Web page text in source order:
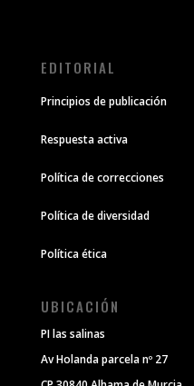
EDITORIAL
Principios de publicación
Respuesta activa
Política de correcciones
Política de diversidad
Política ética
UBICACIÓN
PI las salinas
Av Holanda parcela nº 27